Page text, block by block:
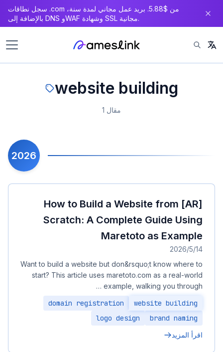
سجل نطاقات .com من $5.88. بريد عمل مجاني لمدة سنة،
بالإضافة إلى DNS وWAF وشهادة SSL مجانية.
website building
1 مقال
2026
[AR] How to Build a Website from
Scratch: A Complete Guide Using
Maretoto as Example
14‏/5‏/2026
Want to build a website but don&rsquo;t know where to
start? This article uses maretoto.com as a real-world
example, walking you through …
website building
domain registration
brand naming
logo design
اقرأ المزيد